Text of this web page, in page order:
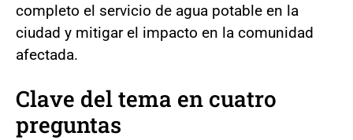
completo el servicio de agua potable en la
ciudad y mitigar el impacto en la comunidad
afectada.
Clave del tema en cuatro
preguntas